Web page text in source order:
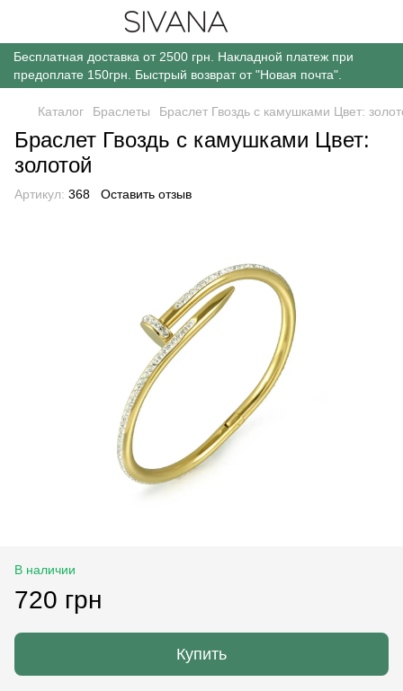
Бесплатная доставка от 2500 грн. Накладной платеж при
предоплате 150грн. Быстрый возврат от "Новая почта".
Каталог Браслеты Браслет Гвоздь с камушками Цвет:
Браслет Гвоздь с камушками Цвет:
золотой
Артикул: 368 Оставить отзыв
В наличии
720 грн
Купить